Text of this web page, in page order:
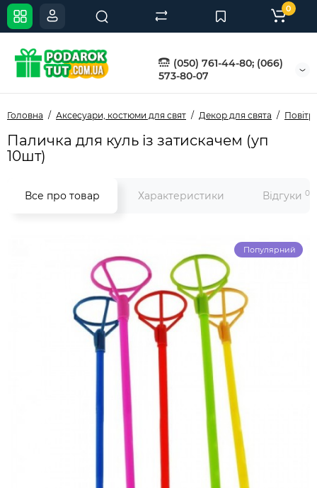
(050) 761-44-80; (066)
573-80-07
0
Головна Аксесуари, костюми для свят Декор для свята
Паличка для куль із затискачем (уп
10шт)
Все про товар Характеристики Відгуки 0
Популярний